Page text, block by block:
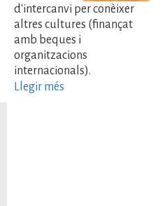
d'intercanvi per conèixer
altres cultures (finançat
amb beques i
organitzacions
internacionals).
Llegir més